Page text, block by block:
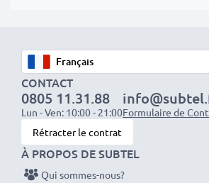
1x batterie 2000mAh : env. 4 heures
1x batterie 3000mAh : env. 6 heures
REMARQUE : Pour des
et une longévité optimales, chargez
vos batteries avant leur première
CONTACT
0805 11.31.88
Lun - Ven: 10:00 - 21:00Formulaire de
Rétracter le contrat
À PROPOS DE SUBTEL
Qui sommes-nous?